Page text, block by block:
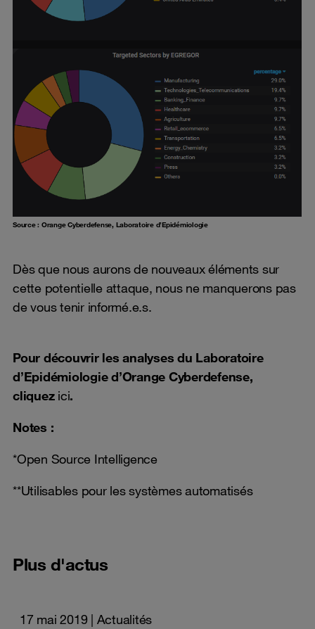
Source : Orange Cyberdefense, Laboratoire d’Epidémiologie
Dès que nous aurons de nouveaux éléments sur
cette potentielle attaque, nous ne manquerons pas
de vous tenir informé.e.s.
Pour découvrir les analyses du Laboratoire
d’Epidémiologie d’Orange Cyberdefense,
cliquez ici.
Notes :
*Open Source Intelligence
**Utilisables pour les systèmes automatisés
Plus d'actus
17 mai 2019 | Actualités